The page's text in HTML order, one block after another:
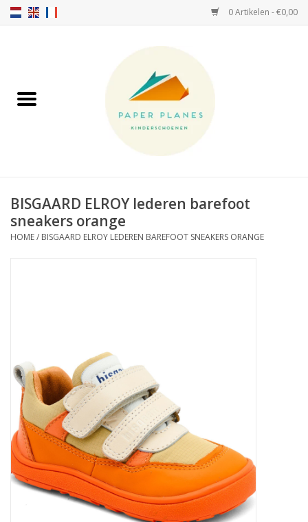
0 Artikelen - €0,00
FW26-27
HELLO HOSSY petten
ACCESSOIRES
Cadeaubonnen
METEN IS WETEN!
#MYCLIENTSARETHECUTEST
BISGAARD ELROY lederen barefoot
sneakers orange
HOME/ BISGAARD ELROY LEDEREN BAREFOOT SNEAKERS ORANGE